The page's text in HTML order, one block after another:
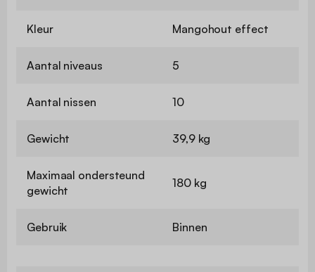
Kleur Mangohout effect
Aantal niveaus 5
Aantal nissen 10
Gewicht 39,9 kg
Maximaal ondersteund
gewicht
180 kg
Gebruik Binnen